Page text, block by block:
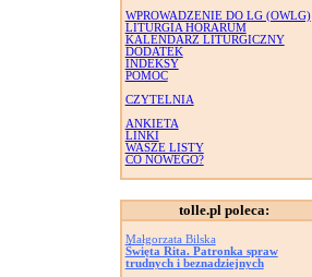
WPROWADZENIE DO LG (OWLG)
LITURGIA HORARUM
KALENDARZ LITURGICZNY
DODATEK
INDEKSY
POMOC
CZYTELNIA
ANKIETA
LINKI
WASZE LISTY
CO NOWEGO?
tolle.pl poleca:
Małgorzata Bilska
Święta Rita. Patronka spraw
trudnych i beznadziejnych